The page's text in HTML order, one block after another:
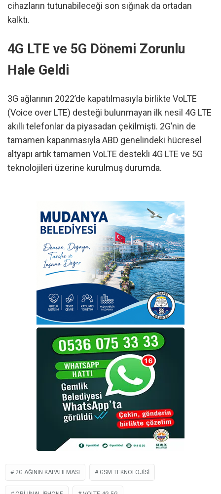
cihazların tutunabileceği son sığınak da ortadan
kalktı.
4G LTE ve 5G Dönemi Zorunlu
Hale Geldi
3G ağlarının 2022’de kapatılmasıyla birlikte VoLTE
(Voice over LTE) desteği bulunmayan ilk nesil 4G LTE
akıllı telefonlar da piyasadan çekilmişti. 2G’nin de
tamamen kapanmasıyla ABD genelindeki hücresel
altyapı artık tamamen VoLTE destekli 4G LTE ve 5G
teknolojileri üzerine kurulmuş durumda.
2G AĞININ KAPATILMASI GSM TEKNOLOJISI